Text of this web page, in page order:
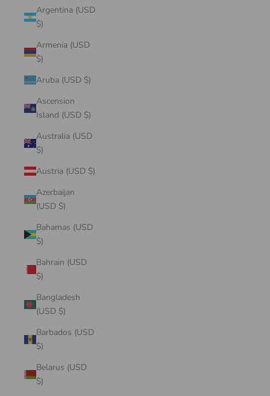
Argentina (USD
$)
Armenia (USD
$)
Aruba (USD $)
Ascension
Island (USD $)
Australia (USD
$)
Austria (USD $)
Azerbaijan
(USD $)
Bahamas (USD
$)
Bahrain (USD
$)
Bangladesh
(USD $)
Barbados (USD
$)
Belarus (USD
$)